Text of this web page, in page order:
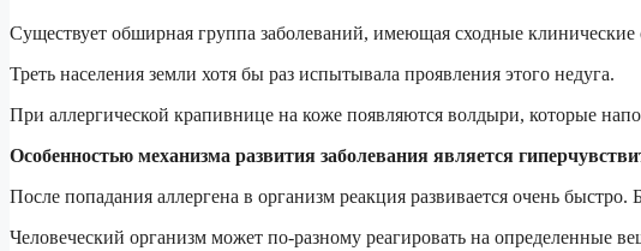
Существует обширная группа заболеваний, имеющая сходные
Треть населения земли хотя бы раз испытывала проявления этого недуга.
При аллергической крапивнице на коже появляются волдыри, которые
Особенностью механизма развития заболевания является
После попадания аллергена в организм реакция развивается очень быстро.
Человеческий организм может по-разному реагировать на определенные